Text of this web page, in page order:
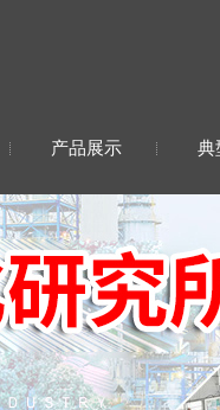
产品展示 典